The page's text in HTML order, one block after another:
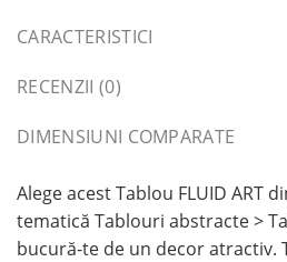
CARACTERISTICI
RECENZII (0)
DIMENSIUNI COMPARATE
Alege acest Tablou FLUID ART
tematică Tablouri abstracte >
bucură-te de un decor atractiv.